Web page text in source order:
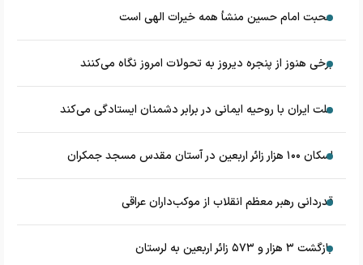
محبت امام حسین منشأ همه خیرات الهی است
برخی هنوز از پنجره دیروز به تحولات امروز نگاه می‌کنند
ملت ایران با روحیه ایمانی در برابر دشمنان ایستادگی می‌کند
اسکان ۱۰۰ هزار زائر اربعین در آستان مقدس مسجد جمکران
قدردانی رهبر معظم انقلاب از موکب‌داران عراقی
بازگشت ۳ هزار و ۵۷۳ زائر اربعین به لرستان